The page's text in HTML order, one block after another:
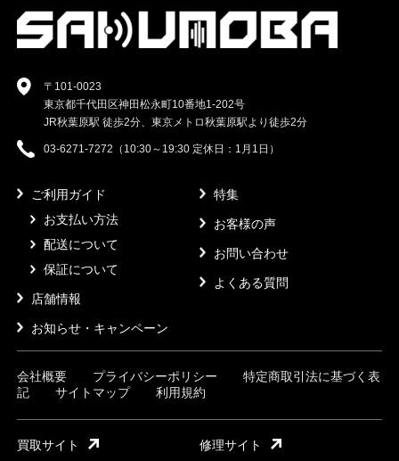
〒101-0023
東京都千代田区神田松永町10番地1-202号
JR秋葉原駅 徒歩2分、東京メトロ秋葉原駅より徒歩2分
03-6271-7272（10:30～19:30 定休日：1月1日）
ご利用ガイド
お支払い方法
配送について
保証について
店舗情報
お知らせ・キャンペーン
特集
お客様の声
お問い合わせ
よくある質問
会社概要 プライバシーポリシー
特定商取引法に基づく表
記
サイトマップ 利用規約
買取サイト 修理サイト